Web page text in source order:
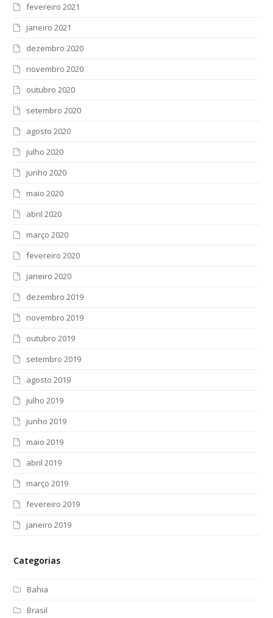
fevereiro 2021
janeiro 2021
dezembro 2020
novembro 2020
outubro 2020
setembro 2020
agosto 2020
julho 2020
junho 2020
maio 2020
abril 2020
março 2020
fevereiro 2020
janeiro 2020
dezembro 2019
novembro 2019
outubro 2019
setembro 2019
agosto 2019
julho 2019
junho 2019
maio 2019
abril 2019
março 2019
fevereiro 2019
janeiro 2019
Categorias
Bahia
Brasil